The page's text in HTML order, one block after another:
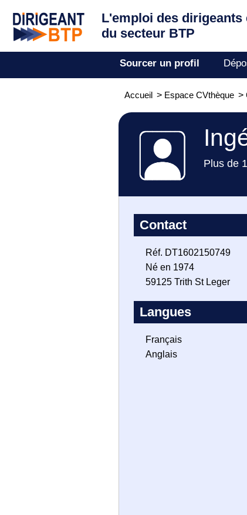
L'emploi des dirigeants
du secteur BTP
Sourcer un profil
Accueil > Espace CVthèque >
Plus de
Contact
Réf. DT1602150749
Né en 1974
59125 Trith St Leger
Langues
Français
Anglais